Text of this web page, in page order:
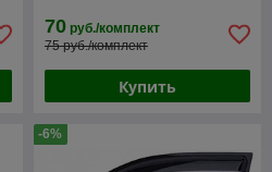
70 руб./комплект
75 руб./комплект
Купить
-6%